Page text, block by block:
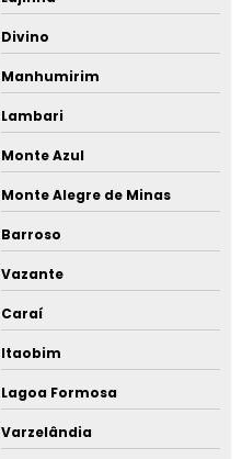
Divino
Manhumirim
Lambari
Monte Azul
Monte Alegre de Minas
Barroso
Vazante
Caraí
Itaobim
Lagoa Formosa
Varzelândia